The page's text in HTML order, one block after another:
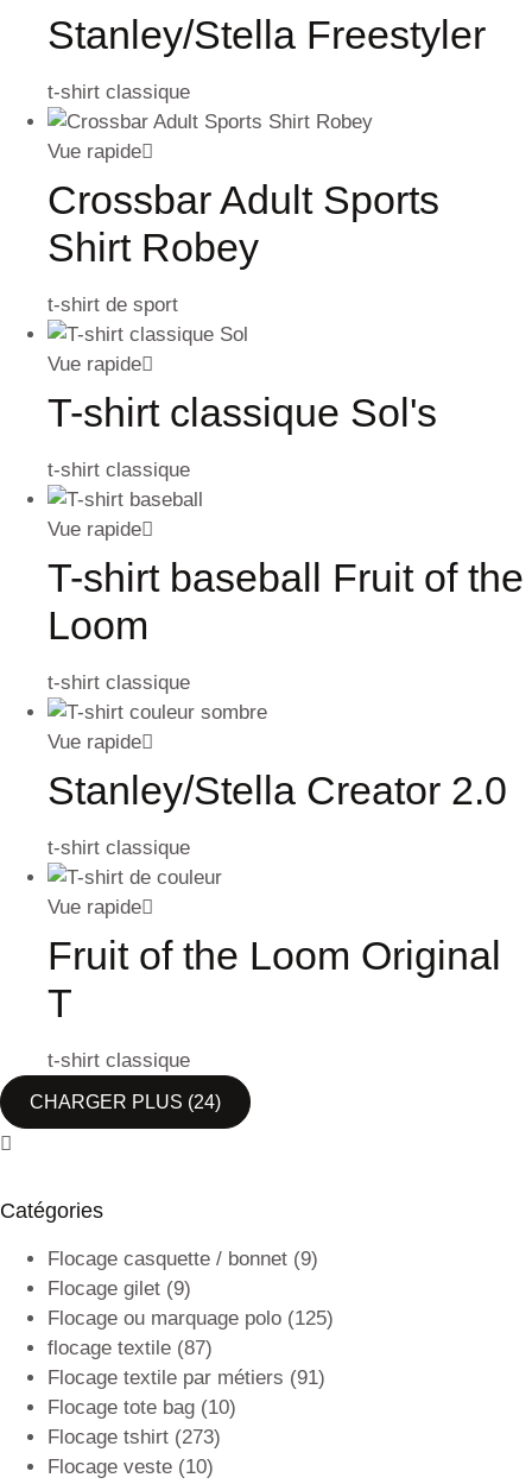
Stanley/Stella Freestyler
t-shirt classique
Vue rapide
Crossbar Adult Sports
Shirt Robey
t-shirt de sport
Vue rapide
T-shirt classique Sol's
t-shirt classique
Vue rapide
T-shirt baseball Fruit of the
Loom
t-shirt classique
Vue rapide
Stanley/Stella Creator 2.0
t-shirt classique
Vue rapide
Fruit of the Loom Original
T
t-shirt classique
CHARGER PLUS (24)
Catégories
Flocage casquette / bonnet (9)
Flocage gilet (9)
Flocage ou marquage polo (125)
flocage textile (87)
Flocage textile par métiers (91)
Flocage tote bag (10)
Flocage tshirt (273)
Flocage veste (10)